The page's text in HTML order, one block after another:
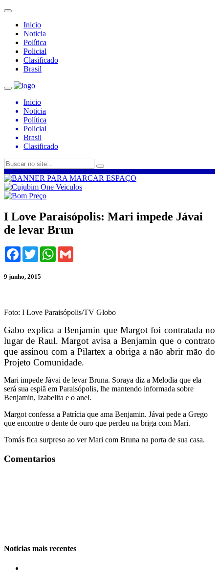
Inicio
Noticia
Política
Policial
Clasificado
Brasil
Inicio
Noticia
Política
Policial
Brasil
Clasificado
I Love Paraisópolis: Mari impede Jávai
de levar Brun
Facebook
TwitterWhatsApp
9 junho, 2015
Foto: I Love Paraisópolis/TV Globo
Gabo explica a Benjamin que Margot foi contratada no
lugar de Raul. Margot avisa a Benjamin que o contrato
que assinou com a Pilartex a obriga a não abrir mão do
Projeto Comunidade.
Mari impede Jávai de levar Bruna. Soraya diz a Melodia que ela
será sua espiã em Paraisópolis, lhe mantendo informada sobre
Benjamin, Izabelita e o anel.
Margot confessa a Patrícia que ama Benjamin. Jávai pede a Grego
que encontre o dente de ouro que perdeu na briga com Mari.
Tomás fica surpreso ao ver Mari com Bruna na porta de sua casa.
Comentarios
Noticias mais recentes